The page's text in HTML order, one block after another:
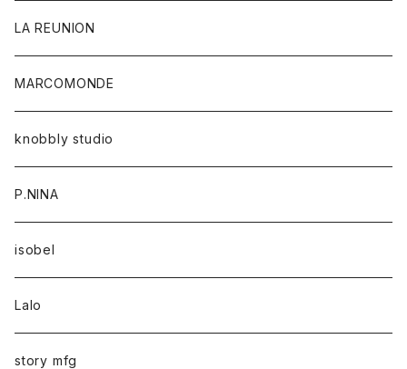
LA REUNION
MARCOMONDE
knobbly studio
P.NINA
isobel
Lalo
story mfg